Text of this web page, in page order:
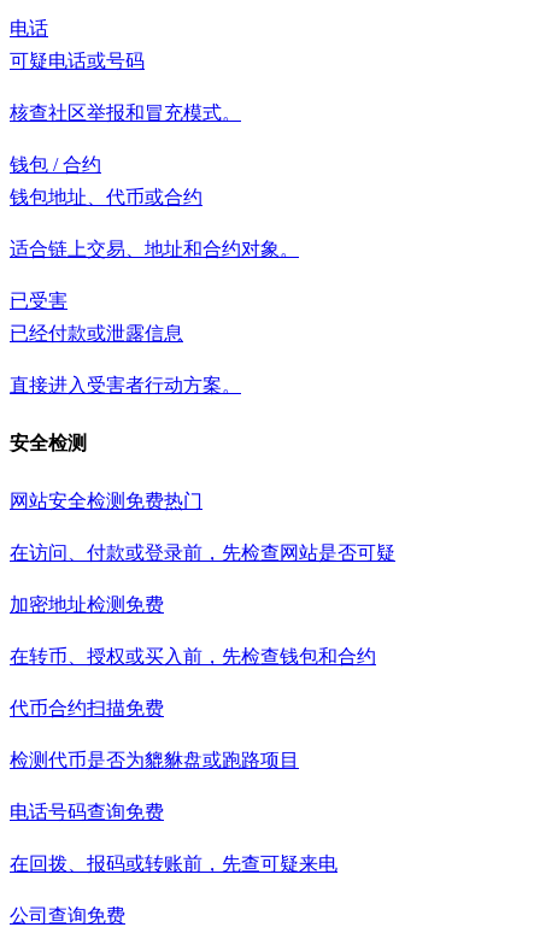
电话
可疑电话或号码
核查社区举报和冒充模式。
钱包 / 合约
钱包地址、代币或合约
适合链上交易、地址和合约对象。
已受害
已经付款或泄露信息
直接进入受害者行动方案。
安全检测
网站安全检测 免费热门
在访问、付款或登录前，先检查网站是否可疑
加密地址检测 免费
在转币、授权或买入前，先检查钱包和合约
代币合约扫描免费
检测代币是否为貔貅盘或跑路项目
电话号码查询免费
在回拨、报码或转账前，先查可疑来电
公司查询免费